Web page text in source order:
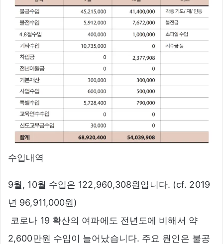
수입내역
9월, 10월 수입은 122,960,308원입니다. (cf. 2019
년 96,911,000원)
 코로나 19 확산의 여파에도 전년도에 비해서 약
2,600만원 수입이 늘어났습니다. 주요 원인은 불공